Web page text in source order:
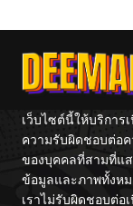
เว็บไซต์นี้ให้บริการ
ความรับผิดชอบต่อ
ของบุคคลที่สามที่แ
ข้อมูลและภาพทั้งหม
เราไม่รับผิดชอบต่